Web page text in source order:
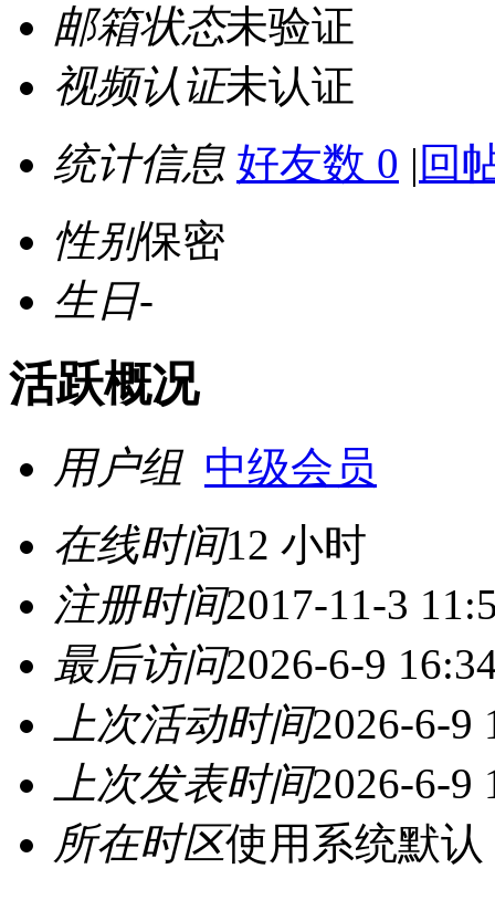
邮箱状态未验证
视频认证未认证
统计信息 好友数 0 | 回
性别保密
生日-
活跃概况
用户组 中级会员
在线时间12 小时
注册时间2017-11-3
最后访问2026-6-9
上次活动时间2026-6-9
上次发表时间2026-6-9
所在时区使用系统默认